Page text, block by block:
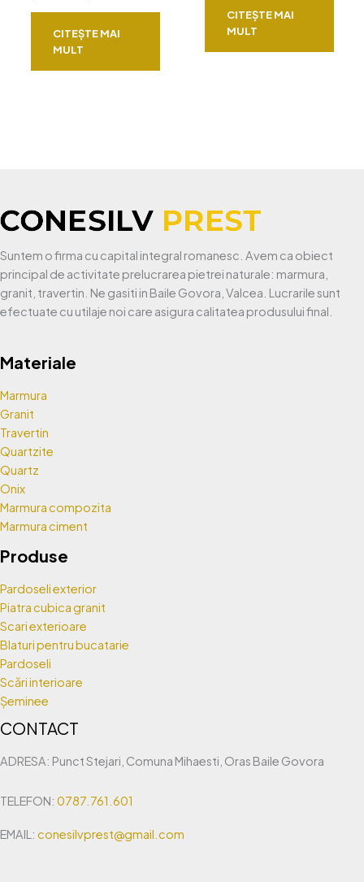
CITEȘTE MAI
MULT
CITEȘTE MAI
MULT
Suntem o firma cu capital integral romanesc. Avem ca obiect
principal de activitate prelucrarea pietrei naturale: marmura,
granit, travertin. Ne gasiti in Baile Govora, Valcea. Lucrarile sunt
efectuate cu utilaje noi care asigura calitatea produsului final.
Materiale
Marmura
Granit
Travertin
Quartzite
Quartz
Onix
Marmura compozita
Marmura ciment
Produse
Pardoseli exterior
Piatra cubica granit
Scari exterioare
Blaturi pentru bucatarie
Pardoseli
Scări interioare
Șeminee
CONTACT
ADRESA: Punct Stejari, Comuna Mihaesti, Oras Baile Govora
TELEFON: 0787.761.601
EMAIL: conesilvprest@gmail.com